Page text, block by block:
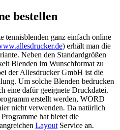
bestellen
tennisblenden ganz einfach online
) erhält man die
Neben den Standardgrößen
Blenden im Wunschformat zu
der Allesdrucker GmbH ist die
Um solche Blenden bedrucken
eine dafür geeignete Druckdatei.
erstellt werden, WORD
nicht verwenden. Da natürlich
hat bietet die
Layout Service an.